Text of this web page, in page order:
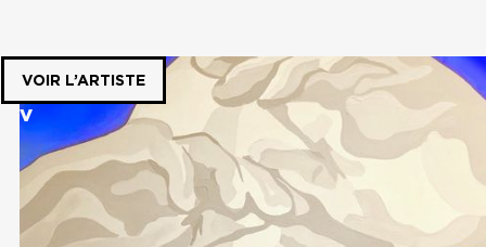
VOIR L’ARTISTE
RIV